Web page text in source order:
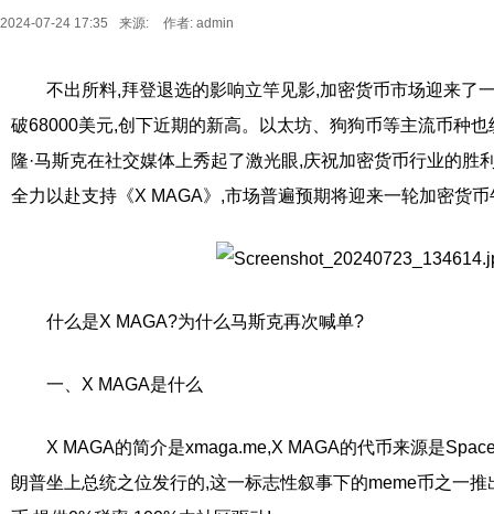
2024-07-24 17:35 来源: 作者: admin
不出所料,拜登退选的影响立竿见影,加密货币市场迎来了
破68000美元,创下近期的新高。以太坊、狗狗币等主流币种
隆·马斯克在社交媒体上秀起了激光眼,庆祝加密货币行业的胜
全力以赴支持《X MAGA》,市场普遍预期将迎来一轮加密货币
什么是X MAGA?为什么马斯克再次喊单?
一、X MAGA是什么
X MAGA的简介是xmaga.me,X MAGA的代币来源是
朗普坐上总统之位发行的,这一标志性叙事下的meme币之一